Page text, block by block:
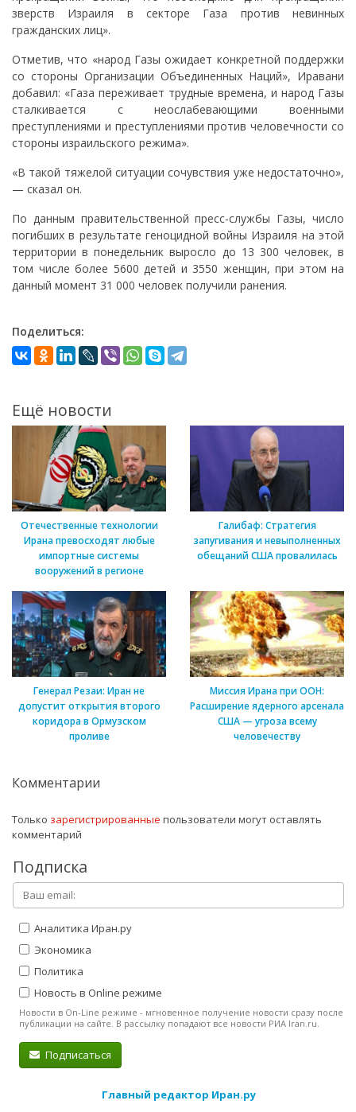
зверств Израиля в секторе Газа против невинных
гражданских лиц».
Отметив, что «народ Газы ожидает конкретной поддержки
со стороны Организации Объединенных Наций», Иравани
добавил: «Газа переживает трудные времена, и народ Газы
сталкивается с неослабевающими военными
преступлениями и преступлениями против человечности со
стороны израильского режима».
«В такой тяжелой ситуации сочувствия уже недостаточно»,
— сказал он.
По данным правительственной пресс-службы Газы, число
погибших в результате геноцидной войны Израиля на этой
территории в понедельник выросло до 13 300 человек, в
том числе более 5600 детей и 3550 женщин, при этом на
данный момент 31 000 человек получили ранения.
Поделиться:
Ещё новости
Отечественные технологии
Ирана превосходят любые
импортные системы
вооружений в регионе
Галибаф: Стратегия
запугивания и невыполненных
обещаний США провалилась
Генерал Резаи: Иран не
допустит открытия второго
коридора в Ормузском
проливе
Миссия Ирана при ООН:
Расширение ядерного арсенала
США — угроза всему
человечеству
Комментарии
Только зарегистрированные пользователи могут оставлять
комментарий
Подписка
Аналитика Иран.ру
Экономика
Политика
Новость в Online режиме
Новости в On-Line режиме - мгновенное получение новости сразу после
публикации на сайте. В рассылку попадают все новости РИА Iran.ru.
Подписаться
Главный редактор Иран.ру